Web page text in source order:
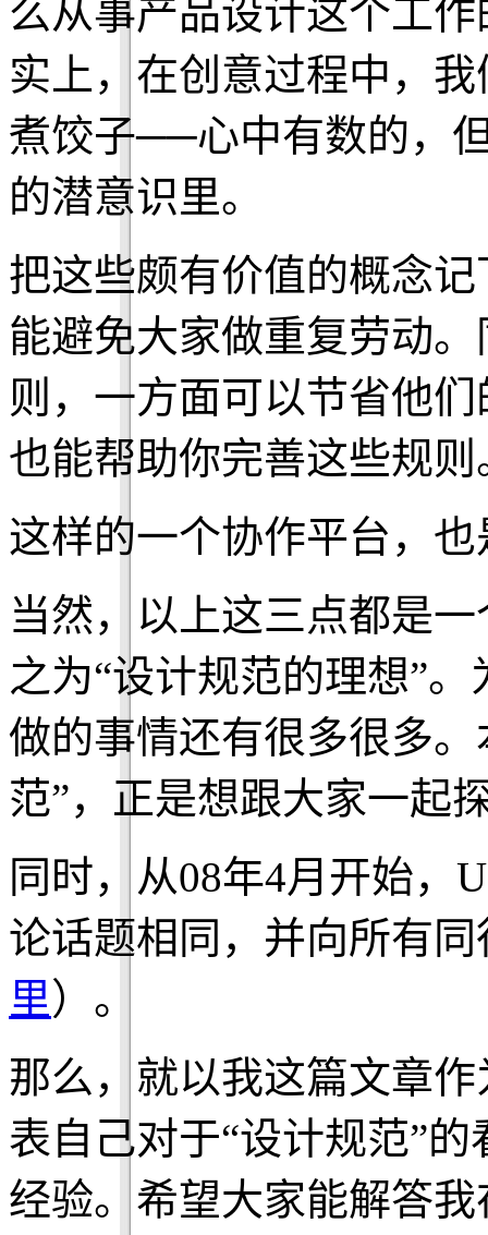
么从事产品设计这个工
实上，在创意过程中，
煮饺子──心中有数的，
的潜意识里。
把这些颇有价值的概念
能避免大家做重复劳动
则，一方面可以节省他
也能帮助你完善这些规则
这样的一个协作平台，
当然，以上这三点都是
之为“设计规范的理想”
做的事情还有很多很多
范”，正是想跟大家一起
同时，从08年4月开始，
论话题相同，并向所有
里）。
那么，就以我这篇文章
表自己对于“设计规范”
经验。希望大家能解答